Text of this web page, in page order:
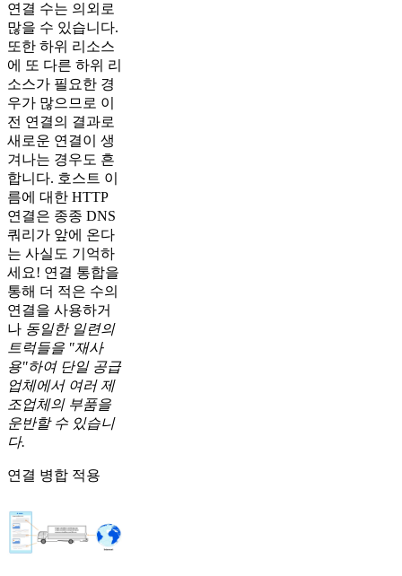
연결 수는 의외로
많을 수 있습니다.
또한 하위 리소스
에 또 다른 하위 리
소스가 필요한 경
우가 많으므로 이
전 연결의 결과로
새로운 연결이 생
겨나는 경우도 흔
합니다. 호스트 이
름에 대한 HTTP
연결은 종종 DNS
쿼리가 앞에 온다
는 사실도 기억하
세요! 연결 통합을
통해 더 적은 수의
연결을 사용하거
나 동일한 일련의
트럭들을 "재사
용"하여 단일 공급
업체에서 여러 제
조업체의 부품을
운반할 수 있습니
다.
연결 병합 적용